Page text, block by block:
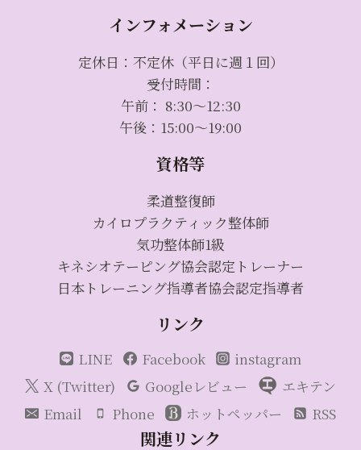
インフォメーション
定休日：不定休（平日に週１回）
受付時間：
午前： 8:30～12:30
午後：15:00～19:00
資格等
柔道整復師
カイロプラクティック整体師
気功整体師1級
キネシオテーピング協会認定トレーナー
日本トレーニング指導者協会認定指導者
リンク
LINE Facebook
instagram
X (Twitter)
Googleレビュー
エキテン
Email
Phone ホットペッパー RSS
関連リンク